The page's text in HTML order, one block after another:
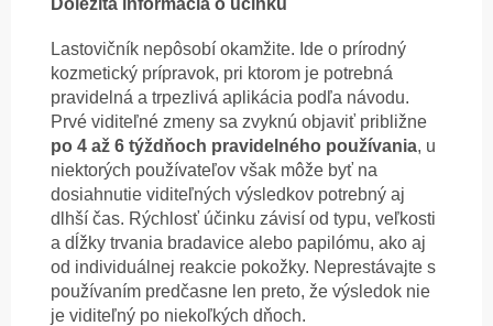
Lastovičník nepôsobí okamžite. Ide o prírodný
kozmetický prípravok, pri ktorom je potrebná
pravidelná a trpezlivá aplikácia podľa návodu.
Prvé viditeľné zmeny sa zvyknú objaviť približne
po 4 až 6 týždňoch pravidelného používania, u
niektorých používateľov však môže byť na
dosiahnutie viditeľných výsledkov potrebný aj
dlhší čas. Rýchlosť účinku závisí od typu, veľkosti
a dĺžky trvania bradavice alebo papilómu, ako aj
od individuálnej reakcie pokožky. Neprestávajte s
používaním predčasne len preto, že výsledok nie
je viditeľný po niekoľkých dňoch.